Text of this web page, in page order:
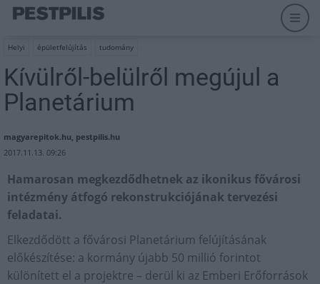
Helyi épületfelújítás tudomány
Kívülről-belülről megújul a
Planetárium
magyarepitok.hu, pestpilis.hu
2017.11.13. 09:26
Hamarosan megkezdődhetnek az ikonikus fővárosi
intézmény átfogó rekonstrukciójának tervezési
feladatai.
Elkezdődött a fővárosi Planetárium felújításának
előkészítése: a kormány újabb 50 millió forintot
különített el a projektre – derül ki az Emberi Erőforrások